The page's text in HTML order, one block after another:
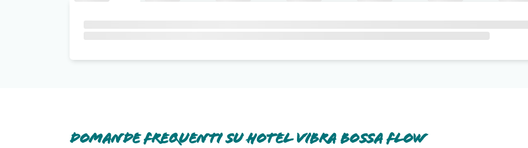
Domande frequenti su Hotel Vibra Bossa Flow